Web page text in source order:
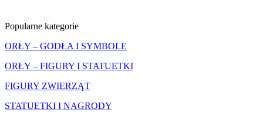
Popularne kategorie
ORŁY – GODŁA I SYMBOLE
ORŁY – FIGURY I STATUETKI
FIGURY ZWIERZĄT
STATUETKI I NAGRODY